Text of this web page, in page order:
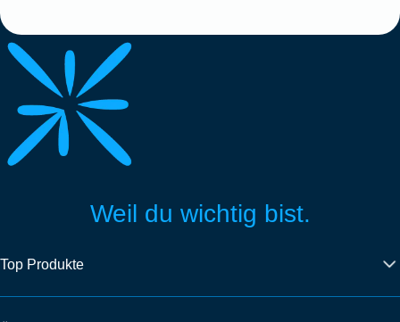
Weil du wichtig bist.
Top Produkte